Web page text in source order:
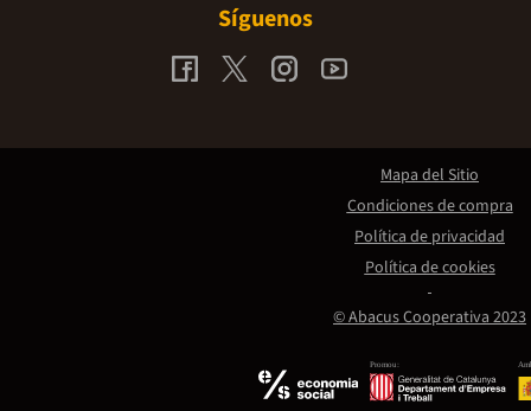
Síguenos
Promou:
© Abacus Cooperativa 2023
Mapa del Sitio
Condiciones de compra
Política de privacidad
Política de cookies